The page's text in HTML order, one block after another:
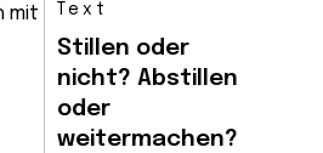
Text
Stillen oder
nicht? Abstillen
oder
weitermachen?